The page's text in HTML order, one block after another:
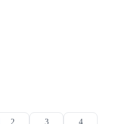
2 3 4